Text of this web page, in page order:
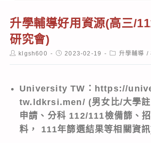
升學輔導好用資源(高三/
研究會)
Postklgsh600
Post2023-02-19
Post升學輔導 /
University TW ： https://
tw.ldkrsi.men/ (男女比/大學
申請、分科 112/111檢備篩、
料， 111年篩選結果等相關資